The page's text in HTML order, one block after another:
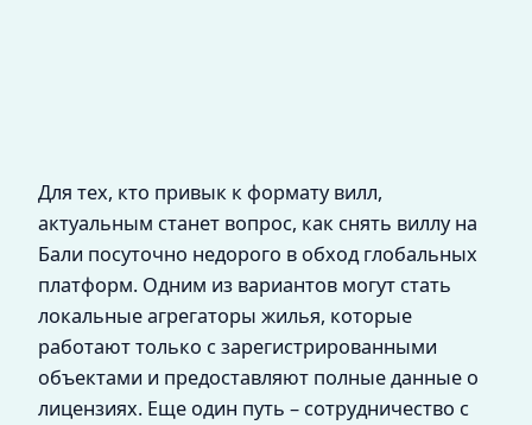
Для тех, кто привык к формату вилл,
актуальным станет вопрос, как снять виллу на
Бали посуточно недорого в обход глобальных
платформ. Одним из вариантов могут стать
локальные агрегаторы жилья, которые
работают только с зарегистрированными
объектами и предоставляют полные данные о
лицензиях. Еще один путь – сотрудничество с